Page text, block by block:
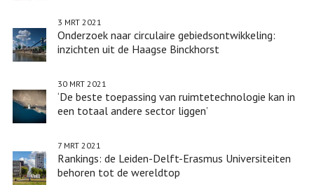
Onderzoek naar circulaire gebiedsontwikkeling:
inzichten uit de Haagse Binckhorst
3 MRT 2021
‘De beste toepassing van ruimtetechnologie kan in
een totaal andere sector liggen’
30 MRT 2021
Rankings: de Leiden-Delft-Erasmus Universiteiten
behoren tot de wereldtop
7 MRT 2021